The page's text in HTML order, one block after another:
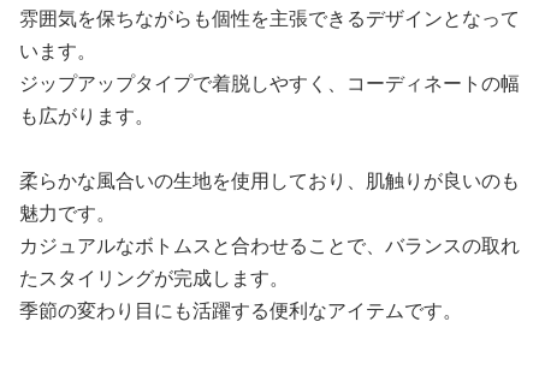
雰囲気を保ちながらも個性を主張できるデザインとなって
います。
ジップアップタイプで着脱しやすく、コーディネートの幅
も広がります。
柔らかな風合いの生地を使用しており、肌触りが良いのも
魅力です。
カジュアルなボトムスと合わせることで、バランスの取れ
たスタイリングが完成します。
季節の変わり目にも活躍する便利なアイテムです。